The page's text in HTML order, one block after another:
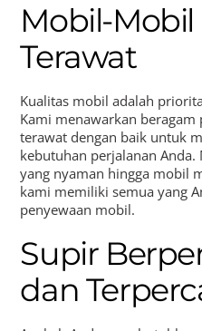
Mobil-
Terawat
Kualitas mobil adalah
Kami menawarkan
terawat dengan baik untuk
kebutuhan perjalanan
yang nyaman hingga mobil
kami memiliki semua yang
penyewaan mobil.
Supir
dan